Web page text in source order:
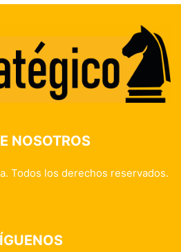
NOSOTROS
Todos los derechos reservados.